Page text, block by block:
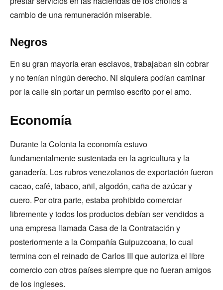
cambio de una remuneración miserable.
Negros
En su gran mayoría eran esclavos, trabajaban sin cobrar
y no tenían ningún derecho. Ni siquiera podían caminar
por la calle sin portar un permiso escrito por el amo.
Economía
Durante la Colonia la economía estuvo
fundamentalmente sustentada en la agricultura y la
ganadería. Los rubros venezolanos de exportación fueron
cacao, café, tabaco, añil, algodón, caña de azúcar y
cuero. Por otra parte, estaba prohibido comerciar
libremente y todos los productos debían ser vendidos a
una empresa llamada Casa de la Contratación y
posteriormente a la Compañía Guipuzcoana, lo cual
termina con el reinado de Carlos III que autoriza el libre
comercio con otros países siempre que no fueran amigos
de los ingleses.